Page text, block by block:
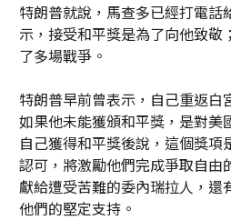
特朗普就說，馬查多已經打電話
示，接受和平獎是為了向他致敬
了多場戰爭。
特朗普早前曾表示，自己重返白
如果他未能獲頒和平獎，是對美
自己獲得和平獎後說，這個獎項
認可，將激勵他們完成爭取自由
獻給遭受苦難的委內瑞拉人，還
他們的堅定支持。